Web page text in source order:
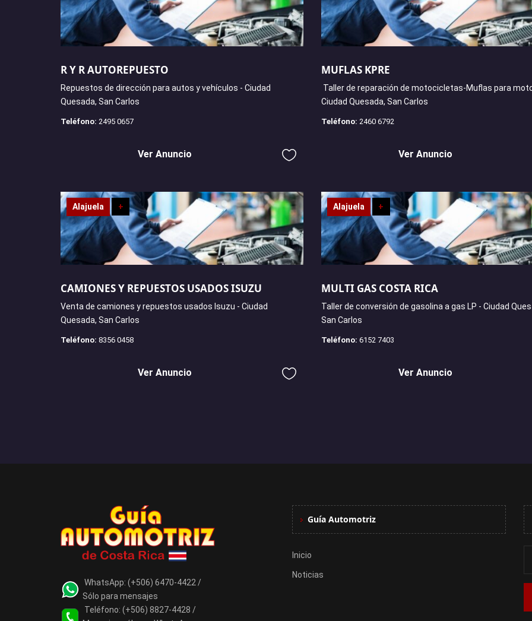
R Y R AUTOREPUESTO
Repuestos de dirección para autos y vehículos - Ciudad
Quesada, San Carlos
Teléfono: 2495 0657
Ver Anuncio
MUFLAS KPRE
Taller de reparación de motocicletas-Muflas para
Ciudad Quesada, San Carlos
Teléfono: 2460 6792
Ver Anuncio
Alajuela +
CAMIONES Y REPUESTOS USADOS ISUZU
Venta de camiones y repuestos usados Isuzu - Ciudad
Quesada, San Carlos
Teléfono: 8356 0458
Ver Anuncio
Alajuela +
MULTI GAS COSTA RICA
Taller de conversión de gasolina a gas LP - Ciudad
San Carlos
Teléfono: 6152 7403
Ver Anuncio
WhatsApp: (+506) 6470-4422 /
Sólo para mensajes
Teléfono: (+506) 8827-4428 /
Guía Automotriz
Inicio
Noticias